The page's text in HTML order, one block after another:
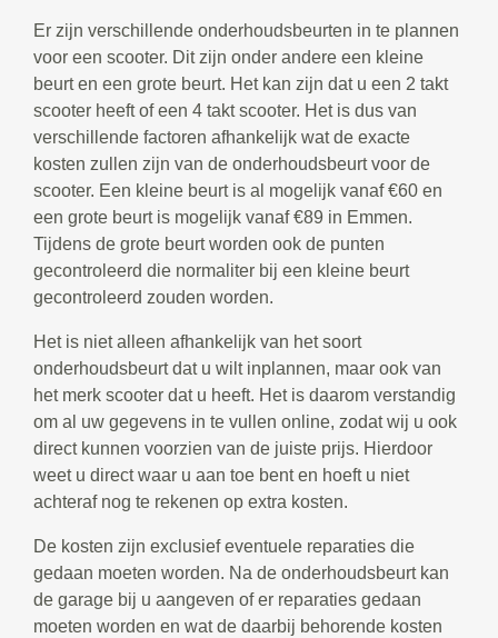
Er zijn verschillende onderhoudsbeurten in te plannen
voor een scooter. Dit zijn onder andere een kleine
beurt en een grote beurt. Het kan zijn dat u een 2 takt
scooter heeft of een 4 takt scooter. Het is dus van
verschillende factoren afhankelijk wat de exacte
kosten zullen zijn van de onderhoudsbeurt voor de
scooter. Een kleine beurt is al mogelijk vanaf €60 en
een grote beurt is mogelijk vanaf €89 in Emmen.
Tijdens de grote beurt worden ook de punten
gecontroleerd die normaliter bij een kleine beurt
gecontroleerd zouden worden.
Het is niet alleen afhankelijk van het soort
onderhoudsbeurt dat u wilt inplannen, maar ook van
het merk scooter dat u heeft. Het is daarom verstandig
om al uw gegevens in te vullen online, zodat wij u ook
direct kunnen voorzien van de juiste prijs. Hierdoor
weet u direct waar u aan toe bent en hoeft u niet
achteraf nog te rekenen op extra kosten.
De kosten zijn exclusief eventuele reparaties die
gedaan moeten worden. Na de onderhoudsbeurt kan
de garage bij u aangeven of er reparaties gedaan
moeten worden en wat de daarbij behorende kosten